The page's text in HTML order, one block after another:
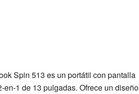
Spin 513 es un portátil con pantalla
en-1 de 13 pulgadas. Ofrece un diseño